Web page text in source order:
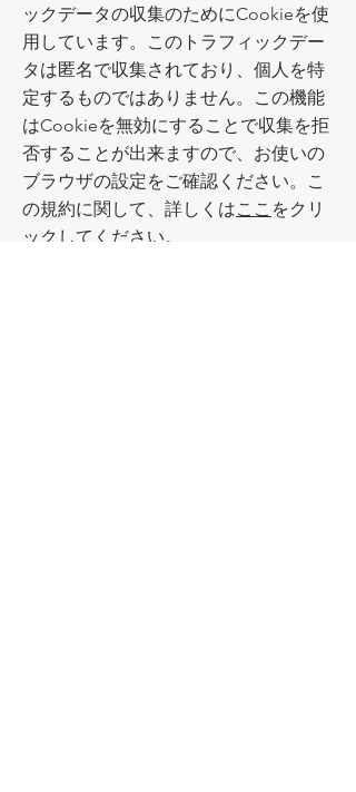
ックデータの収集のためにCookieを使
用しています。このトラフィックデー
タは匿名で収集されており、個人を特
定するものではありません。この機能
はCookieを無効にすることで収集を拒
否することが出来ますので、お使いの
ブラウザの設定をご確認ください。こ
の規約に関して、詳しくはここ をクリ
ックしてください。